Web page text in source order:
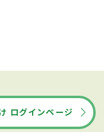
ログインページ